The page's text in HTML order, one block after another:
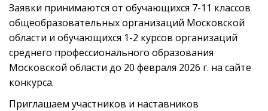
Заявки принимаются от обучающихся 7-11 классов
общеобразовательных организаций Московской
области и обучающихся 1-2 курсов организаций
среднего профессионального образования
Московской области до 20 февраля 2026 г. на сайте
конкурса.
Приглашаем участников и наставников